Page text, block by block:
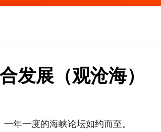
发展（观沧海）
年一度的海峡论坛如约而至。